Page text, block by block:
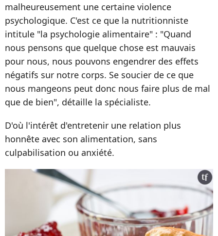
malheureusement une certaine violence
psychologique. C'est ce que la nutritionniste
intitule "la psychologie alimentaire" : "Quand
nous pensons que quelque chose est mauvais
pour nous, nous pouvons engendrer des effets
négatifs sur notre corps. Se soucier de ce que
nous mangeons peut donc nous faire plus de mal
que de bien", détaille la spécialiste.
D'où l'intérêt d'entretenir une relation plus
honnête avec son alimentation, sans
culpabilisation ou anxiété.